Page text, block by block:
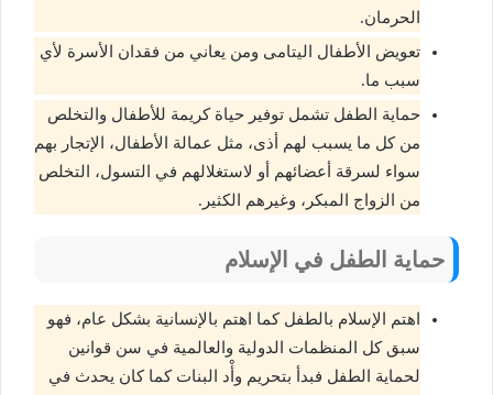
الحرمان.
تعويض الأطفال اليتامى ومن يعاني من فقدان الأسرة لأي
سبب ما.
حماية الطفل تشمل توفير حياة كريمة للأطفال والتخلص
من كل ما يسبب لهم أذى، مثل عمالة الأطفال، الإتجار بهم
سواء لسرقة أعضائهم أو لاستغلالهم في التسول، التخلص
من الزواج المبكر، وغيرهم الكثير.
حماية الطفل في الإسلام
اهتم الإسلام بالطفل كما اهتم بالإنسانية بشكل عام، فهو
سبق كل المنظمات الدولية والعالمية في سن قوانين
لحماية الطفل فبدأ بتحريم وأْد البنات كما كان يحدث في